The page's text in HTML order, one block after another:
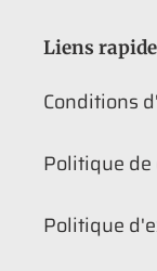
Liens
Conditions
Politique
Politique